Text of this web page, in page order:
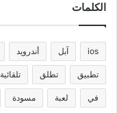
الكلمات
ios آبل أندرويد
تطبيق تطلق تلقائية
في لعبة مسودة